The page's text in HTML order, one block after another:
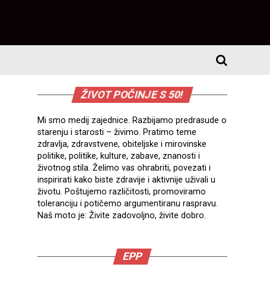
ŽIVOT POČINJE S 50!
Mi smo medij zajednice. Razbijamo predrasude o
starenju i starosti – živimo. Pratimo teme
zdravlja, zdravstvene, obiteljske i mirovinske
politike, politike, kulture, zabave, znanosti i
životnog stila. Želimo vas ohrabriti, povezati i
inspirirati kako biste zdravije i aktivnije uživali u
životu. Poštujemo različitosti, promoviramo
toleranciju i potičemo argumentiranu raspravu.
Naš moto je: Živite zadovoljno, živite dobro.
EPP